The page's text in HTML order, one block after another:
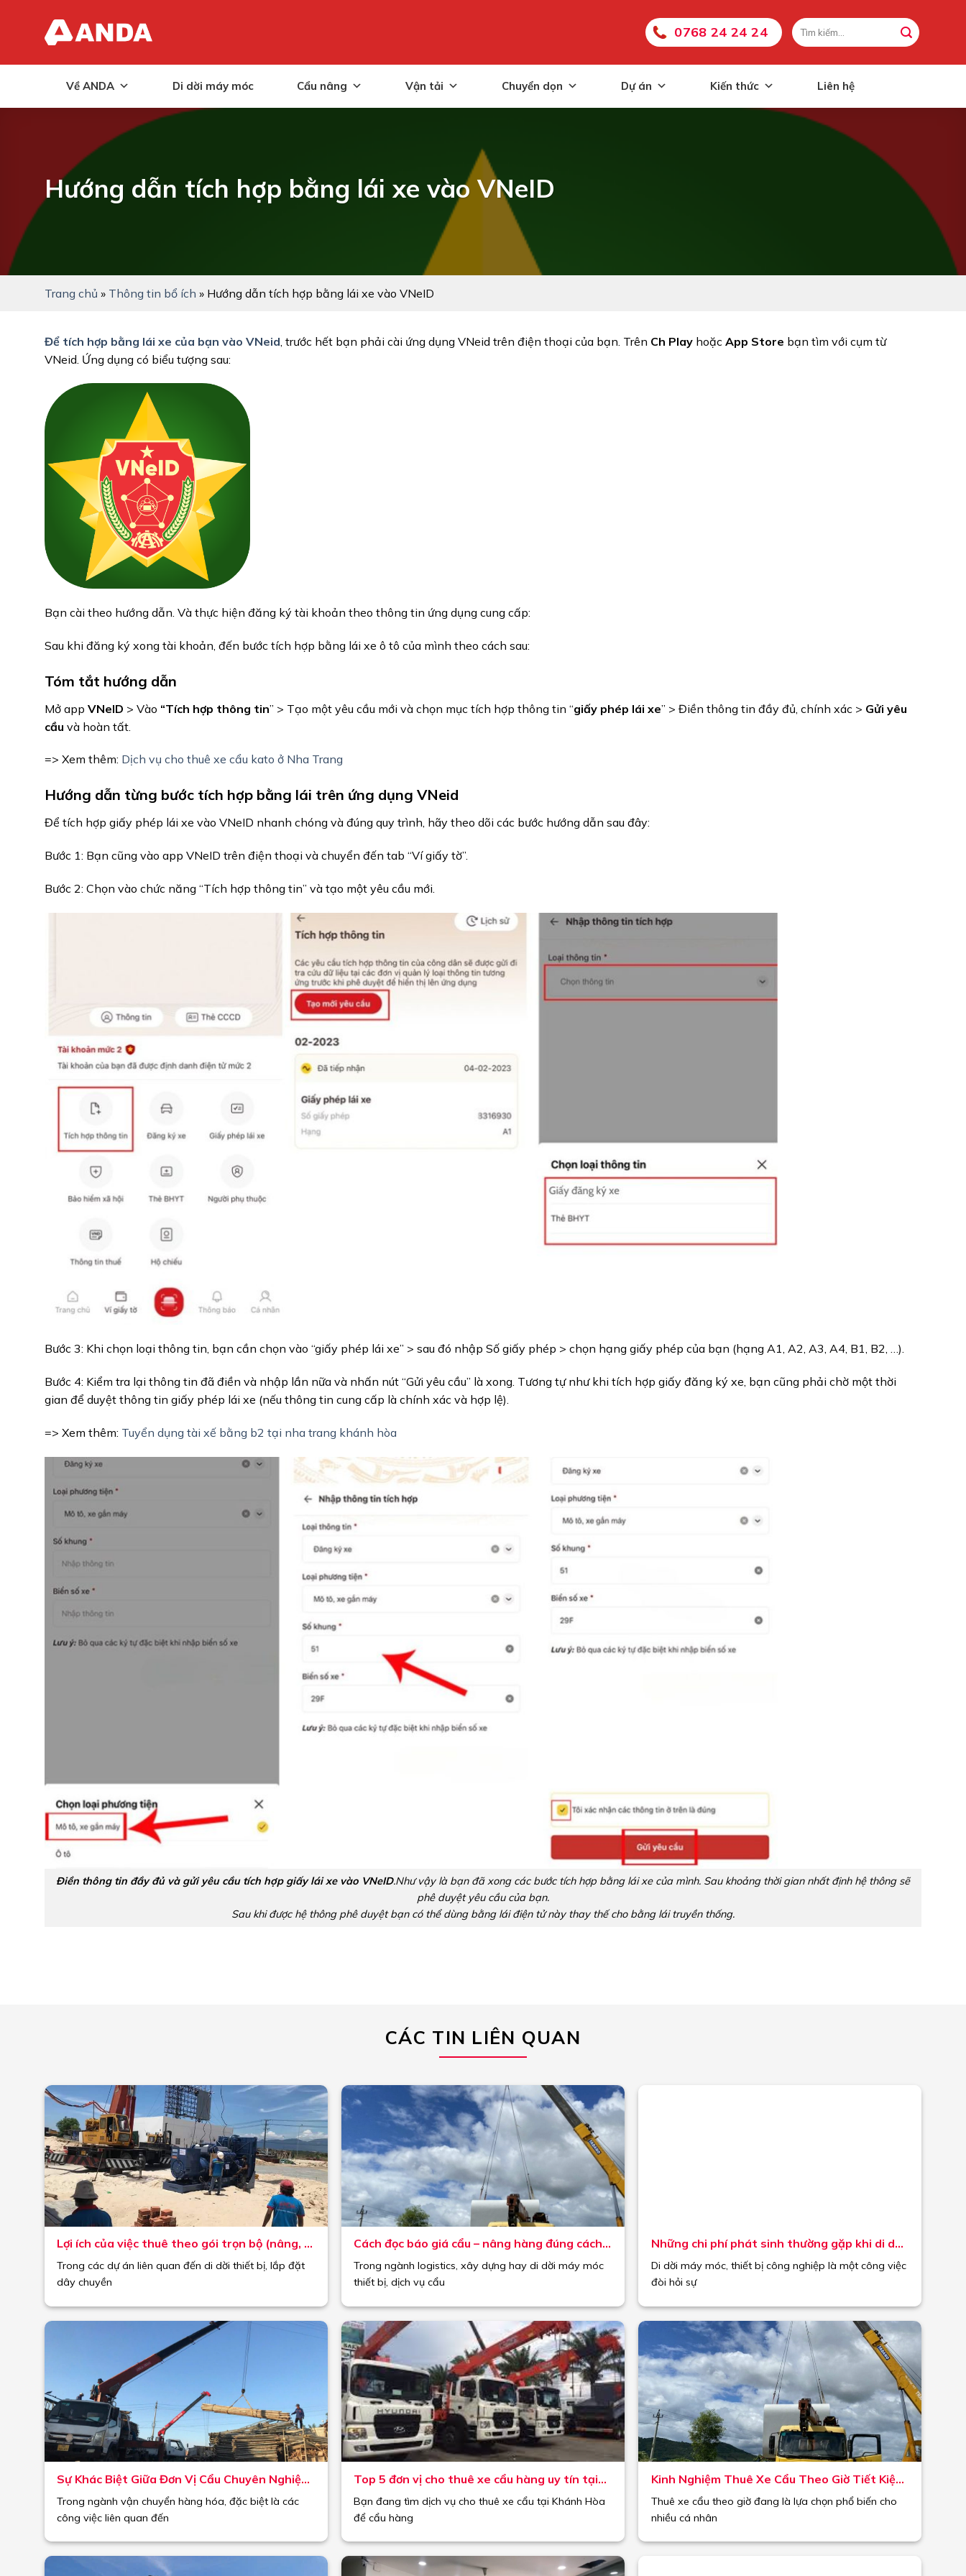
0768 24 24 24
Về ANDA Di dời máy móc Cẩu nâng Vận tải Chuyển dọn Dự án Kiến thức Liên hệ
Hướng dẫn tích hợp bằng lái xe vào VNeID
Trang chủ » Thông tin bổ ích » Hướng dẫn tích hợp bằng lái xe vào VNeID
Để tích hợp bằng lái xe của bạn vào VNeid , trước hết bạn phải cài ứng dụng VNeid trên điện thoại của bạn. Trên Ch Play hoặc App Store bạn tìm với cụm từ
VNeid. Ứng dụng có biểu tượng sau:
Bạn cài theo hướng dẫn. Và thực hiện đăng ký tài khoản theo thông tin ứng dụng cung cấp:
Sau khi đăng ký xong tài khoản, đến bước tích hợp bằng lái xe ô tô của mình theo cách sau:
Tóm tắt hướng dẫn
Mở app VNeID > Vào “Tích hợp thông tin” > Tạo một yêu cầu mới và chọn mục tích hợp thông tin “giấy phép lái xe” > Điền thông tin đầy đủ, chính xác > Gửi yêu
cầu và hoàn tất.
=> Xem thêm: Dịch vụ cho thuê xe cẩu kato ở Nha Trang
Hướng dẫn từng bước tích hợp bằng lái trên ứng dụng VNeid
Để tích hợp giấy phép lái xe vào VNeID nhanh chóng và đúng quy trình, hãy theo dõi các bước hướng dẫn sau đây:
Bước 1: Bạn cũng vào app VNeID trên điện thoại và chuyển đến tab “Ví giấy tờ”.
Bước 2: Chọn vào chức năng “Tích hợp thông tin” và tạo một yêu cầu mới.
Bước 3: Khi chọn loại thông tin, bạn cần chọn vào “giấy phép lái xe” > sau đó nhập Số giấy phép > chọn hạng giấy phép của bạn (hạng A1, A2, A3, A4, B1, B2, …).
Bước 4: Kiểm tra lại thông tin đã điền và nhập lần nữa và nhấn nút “Gửi yêu cầu” là xong. Tương tự như khi tích hợp giấy đăng ký xe, bạn cũng phải chờ một thời
gian để duyệt thông tin giấy phép lái xe (nếu thông tin cung cấp là chính xác và hợp lệ).
=> Xem thêm: Tuyển dụng tài xế bằng b2 tại nha trang khánh hòa
Điền thông tin đầy đủ và gửi yêu cầu tích hợp giấy lái xe vào VNeID.Như vậy là bạn đã xong các bước tích hợp bằng lái xe của mình. Sau khoảng thời gian nhất định hệ thông sẽ
phê duyệt yêu cầu của bạn.
Sau khi được hệ thông phê duyệt bạn có thể dùng bằng lái điện tử này thay thế cho bằng lái truyền thống.
CÁC TIN LIÊN QUAN
Lợi ích của việc thuê theo gói trọn bộ (nâng, di
dời, lắp đặt máy móc công nghiệp)
Trong các dự án liên quan đến di dời thiết bị, lắp đặt
dây chuyền
Cách đọc báo giá cẩu – nâng hàng đúng cách:
Hiểu đúng, chọn chuẩn, tiết kiệm chi phí
Trong ngành logistics, xây dựng hay di dời máy móc
thiết bị, dịch vụ cẩu
Những chi phí phát sinh thường gặp khi di dời
máy móc
Di dời máy móc, thiết bị công nghiệp là một công việc
đòi hỏi sự
Sự Khác Biệt Giữa Đơn Vị Cẩu Chuyên Nghiệp
& xe cẩu Tự Do – Nên Chọn Ai?
Trong ngành vận chuyển hàng hóa, đặc biệt là các
công việc liên quan đến
Top 5 đơn vị cho thuê xe cẩu hàng uy tín tại
Bạn đang tìm dịch vụ cho thuê xe cẩu tại Khánh Hòa
để cẩu hàng
Kinh Nghiệm Thuê Xe Cẩu Theo Giờ Tiết Kiệm
Thuê xe cẩu theo giờ đang là lựa chọn phổ biến cho
nhiều cá nhân